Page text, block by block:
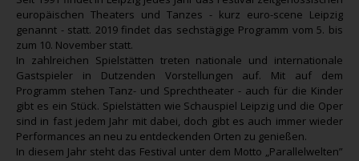
europäischen Theaters und Tanzes - kurz euro-scene Leipzig
genannt - statt. 2019 findet das sechstägige Programm vom 5. bis
zum 10. November statt.
In zahlreichen Spielstätten treten nationale und internationale
Gastspieler in Dutzenden Vorstellungen auf. Mit auf dem
Programm stehen Tanz- und Sprechtheater - auch für die Kinder
gibt es ein Stück. Spielstätten wie Schauspiel Leipzig und die Oper
sind in fast jedem Jahr mit dabei, doch gibt es auch immer wieder
Performances an neu zu entdeckenden Orten zu genießen.
In diesem Jahr steht das Festival unter dem Motto „Parallelwelten”